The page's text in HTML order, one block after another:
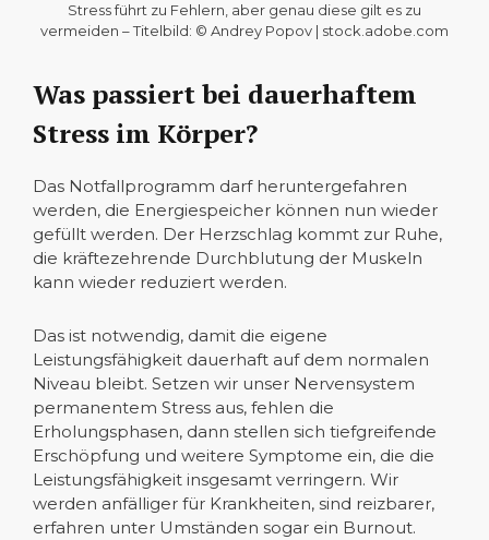
Stress führt zu Fehlern, aber genau diese gilt es zu
vermeiden – Titelbild: © Andrey Popov | stock.adobe.com
Was passiert bei dauerhaftem
Stress im Körper?
Das Notfallprogramm darf heruntergefahren
werden, die Energiespeicher können nun wieder
gefüllt werden. Der Herzschlag kommt zur Ruhe,
die kräftezehrende Durchblutung der Muskeln
kann wieder reduziert werden.
Das ist notwendig, damit die eigene
Leistungsfähigkeit dauerhaft auf dem normalen
Niveau bleibt. Setzen wir unser Nervensystem
permanentem Stress aus, fehlen die
Erholungsphasen, dann stellen sich tiefgreifende
Erschöpfung und weitere Symptome ein, die die
Leistungsfähigkeit insgesamt verringern. Wir
werden anfälliger für Krankheiten, sind reizbarer,
erfahren unter Umständen sogar ein Burnout.